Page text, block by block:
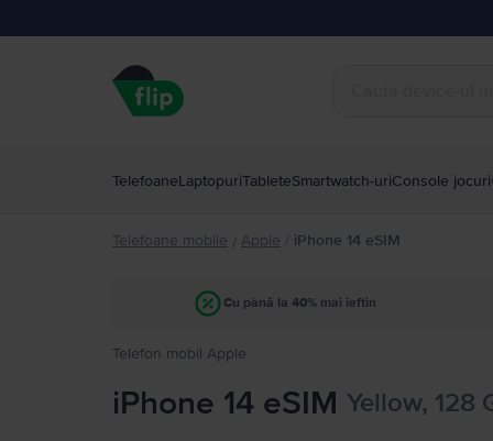
TelefoaneLaptopuriTableteSmartwatch-uriConsole jocuri
Telefoane mobile / Apple / iPhone 14 eSIM
Cu până la 40% mai ieftin
Telefon mobil Apple
iPhone 14 eSIM Yellow, 128